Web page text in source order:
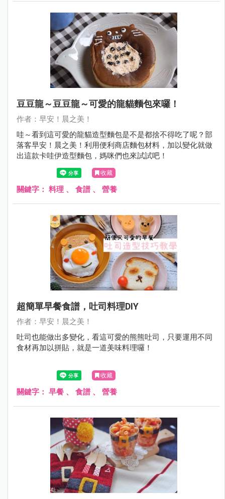
豆豆龍～豆豆龍～可愛的龍貓麵包來囉！
作者：早安！晨之美！
哇～看到這可愛的龍貓造型麵包是不是都捨不得吃了呢？部
落客早安！晨之美！利用便利商店麵包材料，加以變化就做
出這款卡哇伊造型麵包，媽咪們也來試試吧！
收藏
關鍵字： 料理 、 食譜 、 營養
超簡單早餐食譜，吐司料理DIY
作者：早安！晨之美！
吐司也能做出多變化，看這可愛的熊熊吐司，只要運用不同
食材再加以拼貼，就是一道美味料理囉！
收藏
關鍵字： 早餐 、 食譜 、 營養